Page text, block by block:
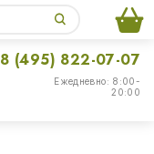
Ежедневно: 8:00-
20:00
8 (495) 822-07-07